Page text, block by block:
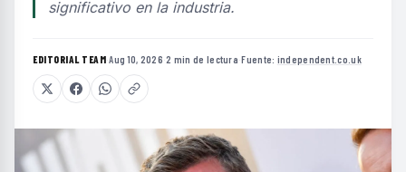
significativo en la industria.
EDITORIAL TEAM·Aug 10, 2026·2 min de lectura·Fuente: independent.co.uk